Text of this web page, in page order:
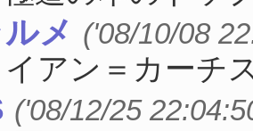
メ ('08/10/08
アン＝カーチ
('08/12/25